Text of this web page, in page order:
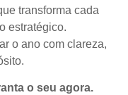
transforma cada
estratégico.
o ano com clareza,
o seu agora.